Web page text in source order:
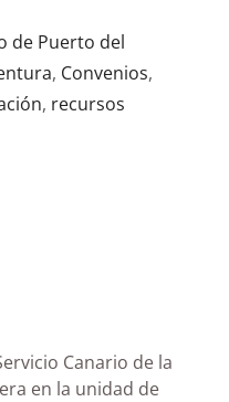
de Puerto del
, Convenios,
, recursos
Canario de la
en la unidad de